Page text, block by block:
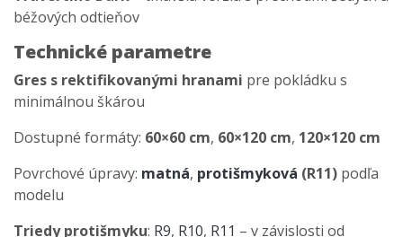
béžových odtieňov
Technické parametre
Gres s rektifikovanými hranami pre pokládku s
minimálnou škárou
Dostupné formáty: 60×60 cm, 60×120 cm, 120×120 cm
Povrchové úpravy: matná, protišmyková (R11) podľa
modelu
Triedy protišmyku: R9, R10, R11 – v závislosti od